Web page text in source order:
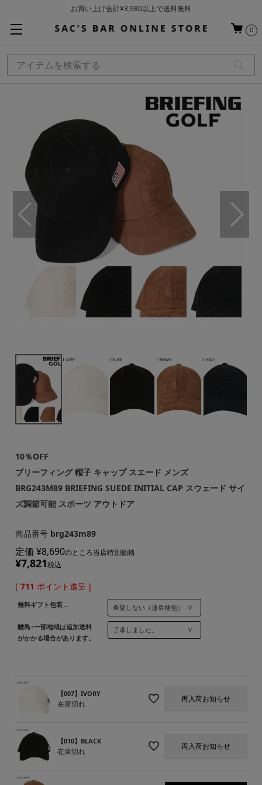
お買い上げ合計¥3,980以上で送料無料
当日～翌営業日を目安に順次発送（一部お取り寄せ商品を除く）
0
10％OFF
ブリーフィング 帽子 キャップ スエード メンズ
BRG243M89 BRIEFING SUEDE INITIAL CAP スウェード サイ
ズ調節可能 スポーツ アウトドア
商品番号 brg243m89
定価 ¥8,690のところ当店特別価格
¥7,821税込
[ 711 ポイント進呈 ]
無料ギフト包装→
離島･一部地域は追加送料
がかかる場合があります。
【007】IVORY
在庫切れ
再入荷お知らせ
【010】BLACK
在庫切れ
再入荷お知らせ